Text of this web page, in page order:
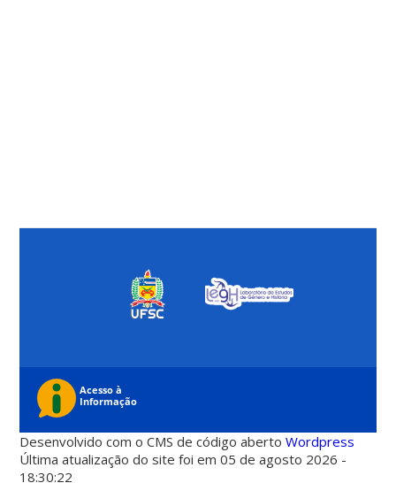
Desenvolvido com o CMS de código abertoWordpress
Última atualização do site foi em 05 de agosto 2026 -
18:30:22